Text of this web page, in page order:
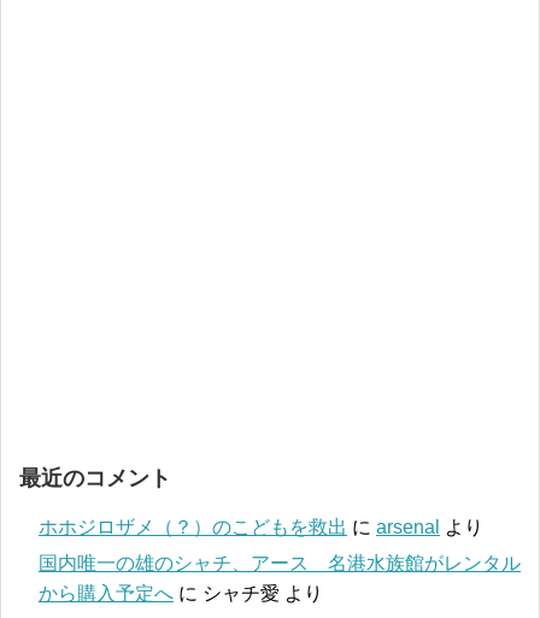
最近のコメント
ホホジロザメ（？）のこどもを救出 に arsenal
より
国内唯一の雄のシャチ、アース 名港水族館がレンタル
から購入予定へ に シャチ愛 より